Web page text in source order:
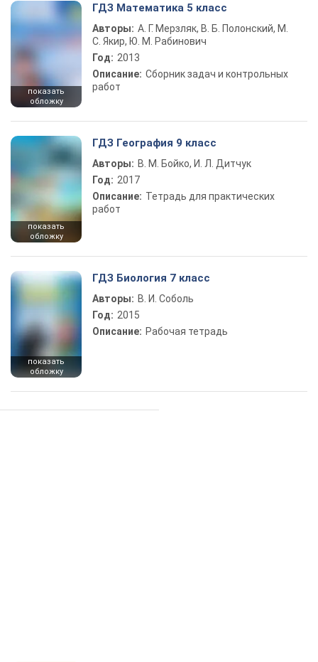
показать
обложку
ГДЗ Математика 5 класс
Авторы: А. Г. Мерзляк, В. Б. Полонский, М.
С. Якир, Ю. М. Рабинович
Год: 2013
Описание: Сборник задач и контрольных
работ
показать
обложку
ГДЗ География 9 класс
Авторы: В. М. Бойко, И. Л. Дитчук
Год: 2017
Описание: Тетрадь для практических
работ
показать
обложку
ГДЗ Биология 7 класс
Авторы: В. И. Соболь
Год: 2015
Описание: Рабочая тетрадь